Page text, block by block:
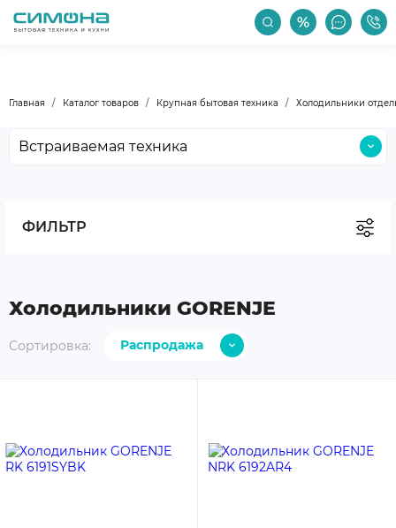
РАСПРОДАЖА ПРОИЗВОДИТЕЛИ
Главная Каталог товаров Крупная бытовая техника Холодильники
Встраиваемая техника
Мойки и смесители
Аксессуары
Холодильники GORENJE
Сортировка:
Распродажа
ФИЛЬТР